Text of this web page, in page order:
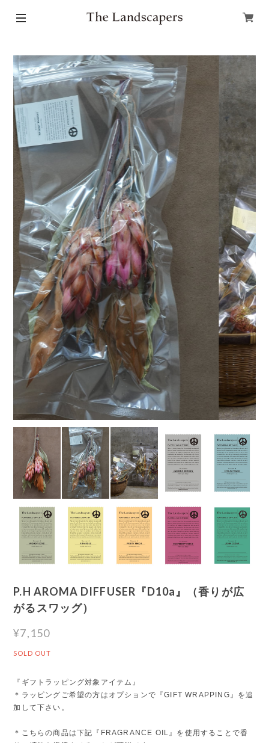
P.H AROMA DIFFUSER『D10a』（香りが広
がるスワッグ）
¥7,150
SOLD OUT
『ギフトラッピング対象アイテム』
＊ラッピングご希望の方はオプションで『GIFT WRAPPING』を追
加して下さい。
＊こちらの商品は下記『FRAGRANCE OIL』を使用することで香